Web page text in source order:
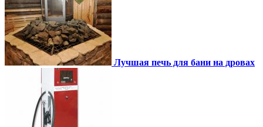
Лучшая печь для бани на дровах